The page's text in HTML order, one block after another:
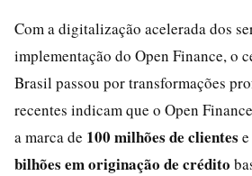
Com a digitalização acelerada dos
implementação do Open Finance, o
Brasil passou por transformações
recentes indicam que o Open
a marca de 100 milhões de clientes
bilhões em originação de crédito